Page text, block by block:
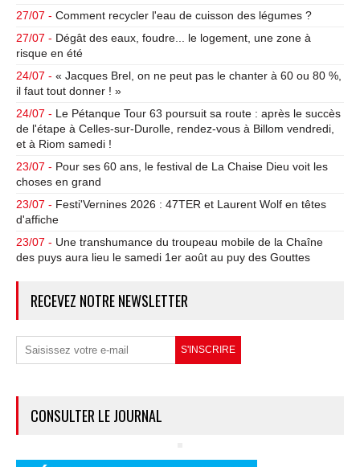
27/07 - Comment recycler l'eau de cuisson des légumes ?
27/07 - Dégât des eaux, foudre... le logement, une zone à
risque en été
24/07 - « Jacques Brel, on ne peut pas le chanter à 60 ou 80 %,
il faut tout donner ! »
24/07 - Le Pétanque Tour 63 poursuit sa route : après le succès
de l'étape à Celles-sur-Durolle, rendez-vous à Billom vendredi,
et à Riom samedi !
23/07 - Pour ses 60 ans, le festival de La Chaise Dieu voit les
choses en grand
23/07 - Festi'Vernines 2026 : 47TER et Laurent Wolf en têtes
d'affiche
23/07 - Une transhumance du troupeau mobile de la Chaîne
des puys aura lieu le samedi 1er août au puy des Gouttes
RECEVEZ NOTRE NEWSLETTER
CONSULTER LE JOURNAL